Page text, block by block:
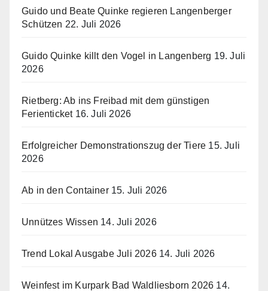
Guido und Beate Quinke regieren Langenberger
Schützen 22. Juli 2026
Guido Quinke killt den Vogel in Langenberg 19. Juli
2026
Rietberg: Ab ins Freibad mit dem günstigen
Ferienticket 16. Juli 2026
Erfolgreicher Demonstrationszug der Tiere 15. Juli
2026
Ab in den Container 15. Juli 2026
Unnützes Wissen 14. Juli 2026
Trend Lokal Ausgabe Juli 2026 14. Juli 2026
Weinfest im Kurpark Bad Waldliesborn 2026 14.